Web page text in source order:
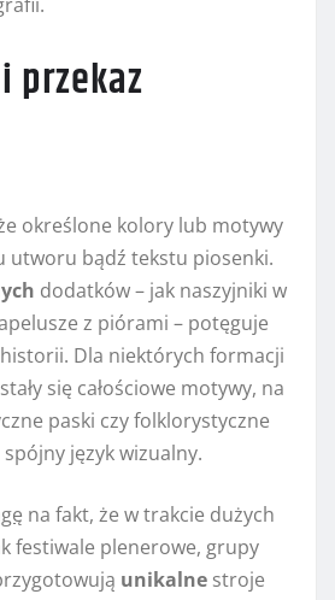
przekaz
określone kolory lub motywy
utworu bądź tekstu piosenki.
dodatków – jak naszyjniki w
z piórami – potęguje
Dla niektórych formacji
się całościowe motywy, na
paski czy folklorystyczne
język wizualny.
na fakt, że w trakcie dużych
festiwale plenerowe, grupy
unikalne stroje